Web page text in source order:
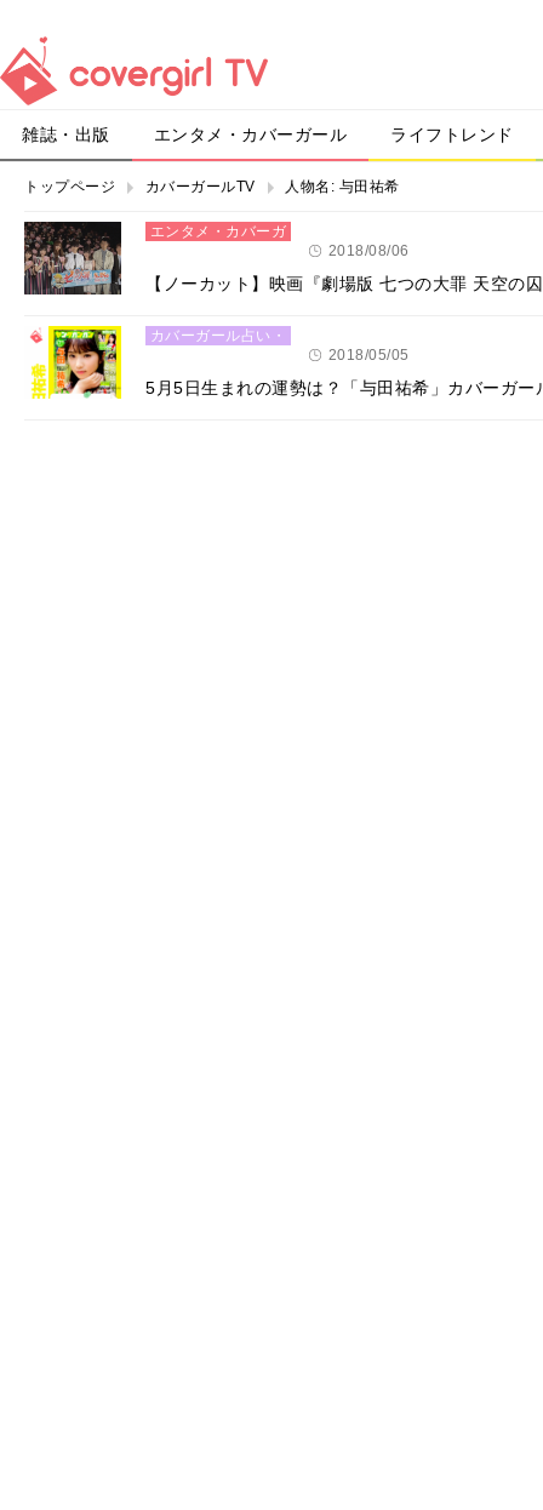
雑誌・出版 エンタメ・カバーガール ライフトレンド
トップページ カバーガールTV 人物名: 与田祐希
エンタメ・カバーガ
2018/08/06
【ノーカット】映画『劇場版 七つの大罪 天空
カバーガール占い・
2018/05/05
5月5日生まれの運勢は？「与田祐希」カバーガー